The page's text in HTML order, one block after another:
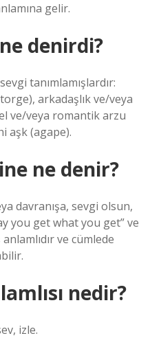
gelir.
denirdi?
tanımlamışlardır:
arkadaşlık ve/veya
ve/veya romantik arzu
aşk (agape).
ne denir?
davranışa, sevgi olsun,
you get what you get” ve
ve cümlede
nedir?
izle.